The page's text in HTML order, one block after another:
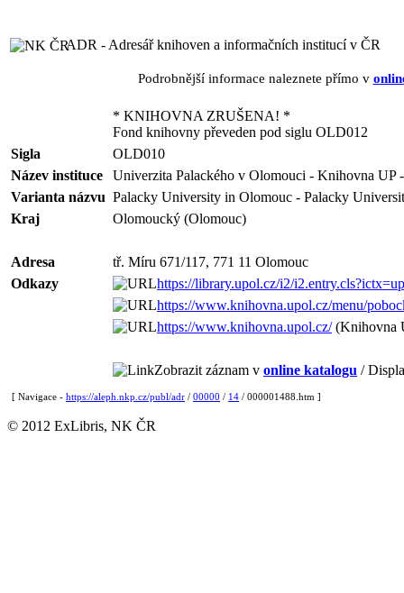
ADR - Adresář knihoven a informačních institucí v ČR
Podrobnější informace naleznete přímo v
* KNIHOVNA ZRUŠENA! *
Fond knihovny převeden pod siglu OLD012
Sigla
OLD010
Název instituce
Univerzita Palackého v Olomouci - Knihovna UP
Varianta názvu Palacky University in Olomouc - Palacky
Kraj
Olomoucký (Olomouc)
Adresa
tř. Míru 671/117, 771 11 Olomouc
Odkazy
https://library.upol.cz/i2/
https://www.knihovna.upol.cz/menu/
https://www.knihovna.upol.cz/(Knihovna
Zobrazit záznam v online katalogu /
[ Navigace - https://aleph.nkp.cz/publ/adr / 00000 / 14 / 000001488.htm ]
© 2012 ExLibris, NK ČR